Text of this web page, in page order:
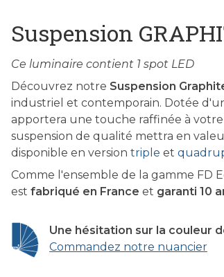
Suspension
Ce luminaire contient 1 spot LED
Découvrez notre Suspension
industriel et contemporain. Dotée
apportera une touche raffinée à
suspension de qualité mettra en
disponible en version triple et
Comme l'ensemble de la gamme FD
est fabriqué en France et garanti 10
Une hésitation sur la couleur
Commandez notre nuancier